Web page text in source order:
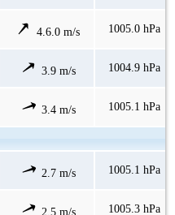
4.6.0 m/s 1005.0 hPa
3.9 m/s 1004.9 hPa
3.4 m/s 1005.1 hPa
2.7 m/s 1005.1 hPa
2.5 m/s 1005.3 hPa